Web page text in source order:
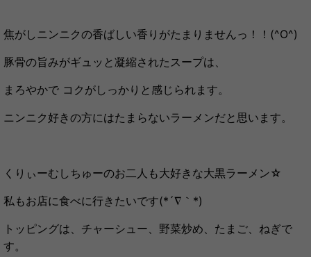
焦がしニンニクの香ばしい香りがたまりませんっ！！(^O^)
豚骨の旨みがギュッと凝縮されたスープは、
まろやかで コクがしっかりと感じられます。
ニンニク好きの方にはたまらないラーメンだと思います。
くりぃーむしちゅーのお二人も大好きな大黒ラーメン☆
私もお店に食べに行きたいです(*´∇｀*)
トッピングは、チャーシュー、野菜炒め、たまご、ねぎで
す。